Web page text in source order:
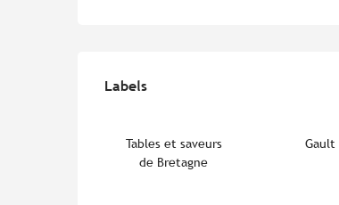
Labels
Labels
Tables et saveurs
de Bretagne
Gault